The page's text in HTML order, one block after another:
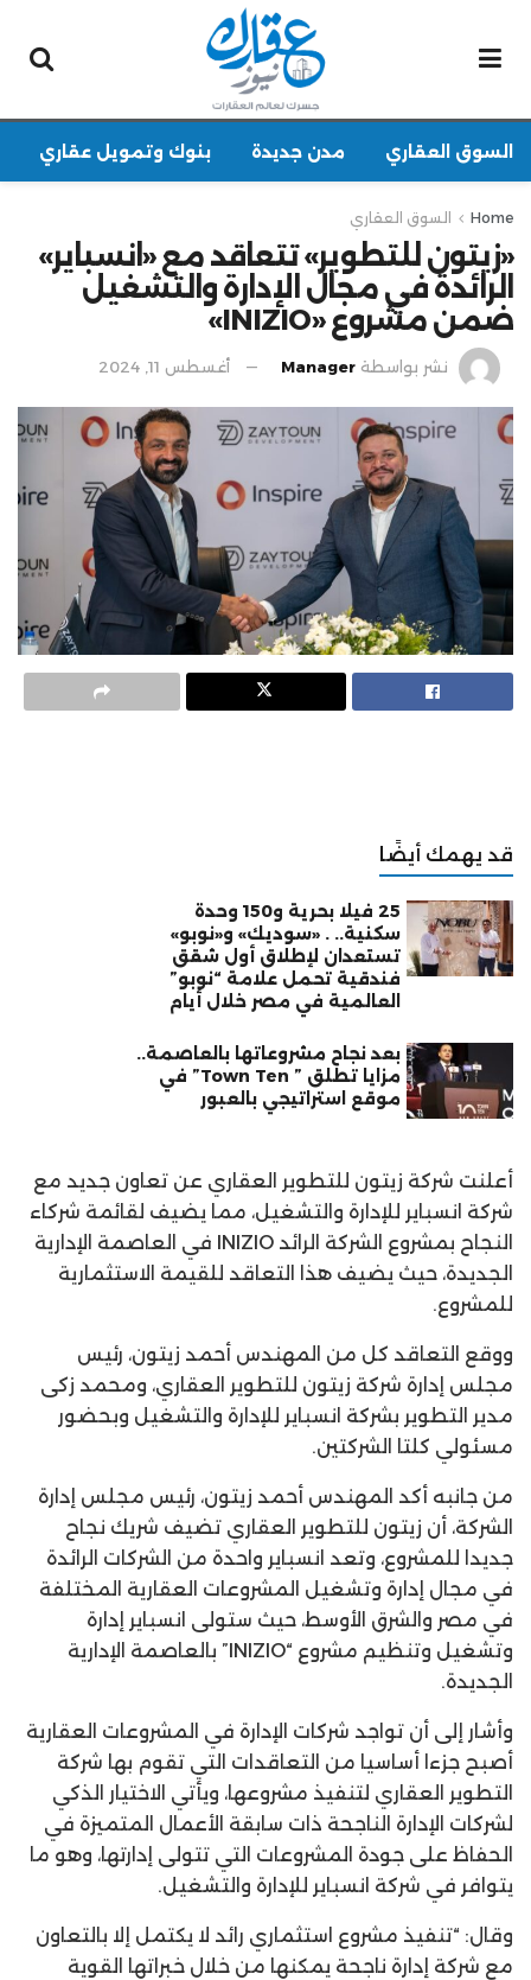
السوق العقاري مدن جديدة بنوك وتمويل عقاري
Home السوق العقاري
«زيتون للتطوير» تتعاقد مع «انسباير»
الرائدة في مجال الإدارة والتشغيل
ضمن مشروع «INIZIO»
نشر بواسطة Manager أغسطس 11, 2024
قد يهمك أيضًا
25 فيلا بحرية و150 وحدة
سكنية.. . «سوديك» و«نوبو»
تستعدان لإطلاق أول شقق
فندقية تحمل علامة “نوبو”
العالمية في مصر خلال أيام
بعد نجاح مشروعاتها بالعاصمة..
مزايا تطلق ” Town Ten” في
موقع استراتيجي بالعبور
أعلنت شركة زيتون للتطوير العقاري عن تعاون جديد مع
شركة انسباير للإدارة والتشغيل، مما يضيف لقائمة شركاء
النجاح بمشروع الشركة الرائد INIZIO في العاصمة الإدارية
الجديدة، حيث يضيف هذا التعاقد للقيمة الاستثمارية
للمشروع.
ووقع التعاقد كل من المهندس أحمد زيتون، رئيس
مجلس إدارة شركة زيتون للتطوير العقاري، ومحمد زكى
مدير التطوير بشركة انسباير للإدارة والتشغيل وبحضور
مسئولي كلتا الشركتين.
من جانبه أكد المهندس أحمد زيتون، رئيس مجلس إدارة
الشركة، أن زيتون للتطوير العقاري تضيف شريك نجاح
جديدا للمشروع، وتعد انسباير واحدة من الشركات الرائدة
في مجال إدارة وتشغيل المشروعات العقارية المختلفة
في مصر والشرق الأوسط، حيث ستولى انسباير إدارة
وتشغيل وتنظيم مشروع “INIZIO” بالعاصمة الإدارية
الجديدة.
وأشار إلى أن تواجد شركات الإدارة في المشروعات العقارية
أصبح جزءا أساسيا من التعاقدات التي تقوم بها شركة
التطوير العقاري لتنفيذ مشروعها، ويأتي الاختيار الذكي
لشركات الإدارة الناجحة ذات سابقة الأعمال المتميزة في
الحفاظ على جودة المشروعات التي تتولى إدارتها، وهو ما
يتوافر في شركة انسباير للإدارة والتشغيل.
وقال: “تنفيذ مشروع استثماري رائد لا يكتمل إلا بالتعاون
مع شركة إدارة ناجحة يمكنها من خلال خبراتها القوية